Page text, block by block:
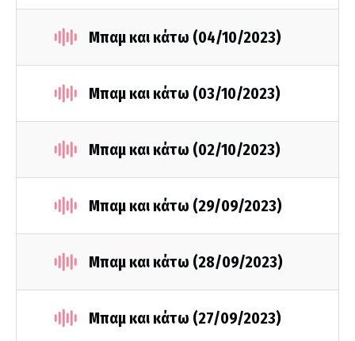
Μπαμ και κάτω (04/10/2023)
Μπαμ και κάτω (03/10/2023)
Μπαμ και κάτω (02/10/2023)
Μπαμ και κάτω (29/09/2023)
Μπαμ και κάτω (28/09/2023)
Μπαμ και κάτω (27/09/2023)